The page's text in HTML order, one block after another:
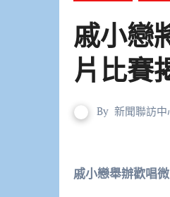
戚小戀
片比賽
By 新聞聯訪中
戚小戀舉辦歡唱